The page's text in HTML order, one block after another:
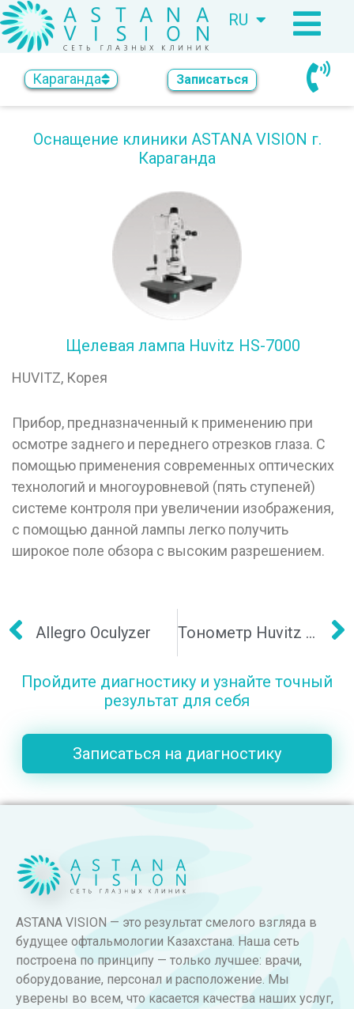
RU
KZ
Караганда Записаться
Оснащение клиники ASTANA VISION г.
Караганда
Щелевая лампа Huvitz HS-7000
HUVITZ, Корея
Прибор, предназначенный к применению при
осмотре заднего и переднего отрезков глаза. С
помощью применения современных оптических
технологий и многоуровневой (пять ступеней)
системе контроля при увеличении изображения,
с помощью данной лампы легко получить
широкое поле обзора с высоким разрешением.
Allegro Oculyzer Тонометр Huvitz HNT-1
Пройдите диагностику и узнайте точный
результат для себя
Записаться на диагностику
ASTANA VISION — это результат смелого взгляда в
будущее офтальмологии Казахстана. Наша сеть
построена по принципу — только лучшее: врачи,
оборудование, персонал и расположение. Мы
уверены во всем, что касается качества наших услуг,